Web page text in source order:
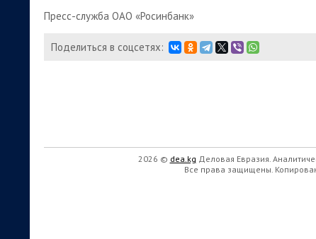
Пресс-служба ОАО «Росинбанк»
Поделиться в соцсетях:
2026 © dea.kg Деловая Евразия.
Все права защищены.